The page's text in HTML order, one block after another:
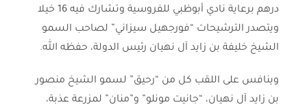
درهم برعاية نادي أبوظبي للفروسية وتشارك فيه 16 خيلا
ويتصدر الترشيحات “فورجهيل سيزاني” لصاحب السمو
الشيخ خليفة بن زايد آل نهيان رئيس الدولة، حفظه الله.
وينافس على اللقب كل من “رحيق” لسمو الشيخ منصور
بن زايد آل نهيان، “جانيت مونلو” و”منان” لمزرعة عذبة،